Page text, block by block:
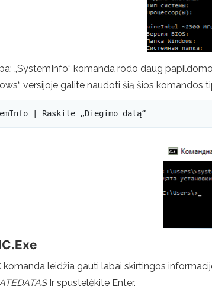
„SystemInfo“ komanda rodo daug
versijoje galite naudoti šią šios komandos
| Raskite „Diegimo datą“
komanda leidžia gauti labai skirtingos
Ir spustelėkite Enter.